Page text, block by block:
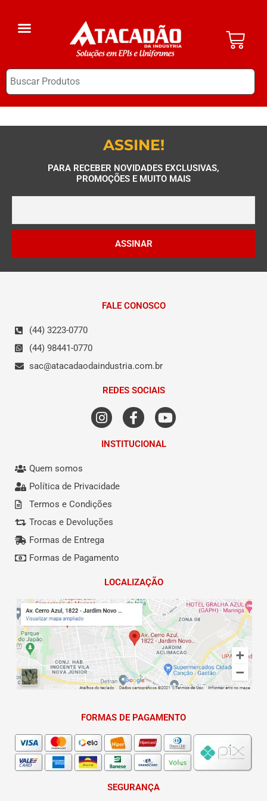
ASSINE!
PARA RECEBER NOVIDADES EXCLUSIVAS,
PROMOÇÕES E MUITO MAIS
ASSINAR
FALE CONOSCO
(44) 3223-0770
(44) 98441-0770
sac@atacadaodaindustria.com.br
REDES SOCIAIS
INSTITUCIONAL
Quem somos
Política de Privacidade
Termos e Condições
Trocas e Devoluções
Formas de Entrega
Formas de Pagamento
LOCALIZAÇÃO
FORMAS DE PAGAMENTO
SEGURANÇA